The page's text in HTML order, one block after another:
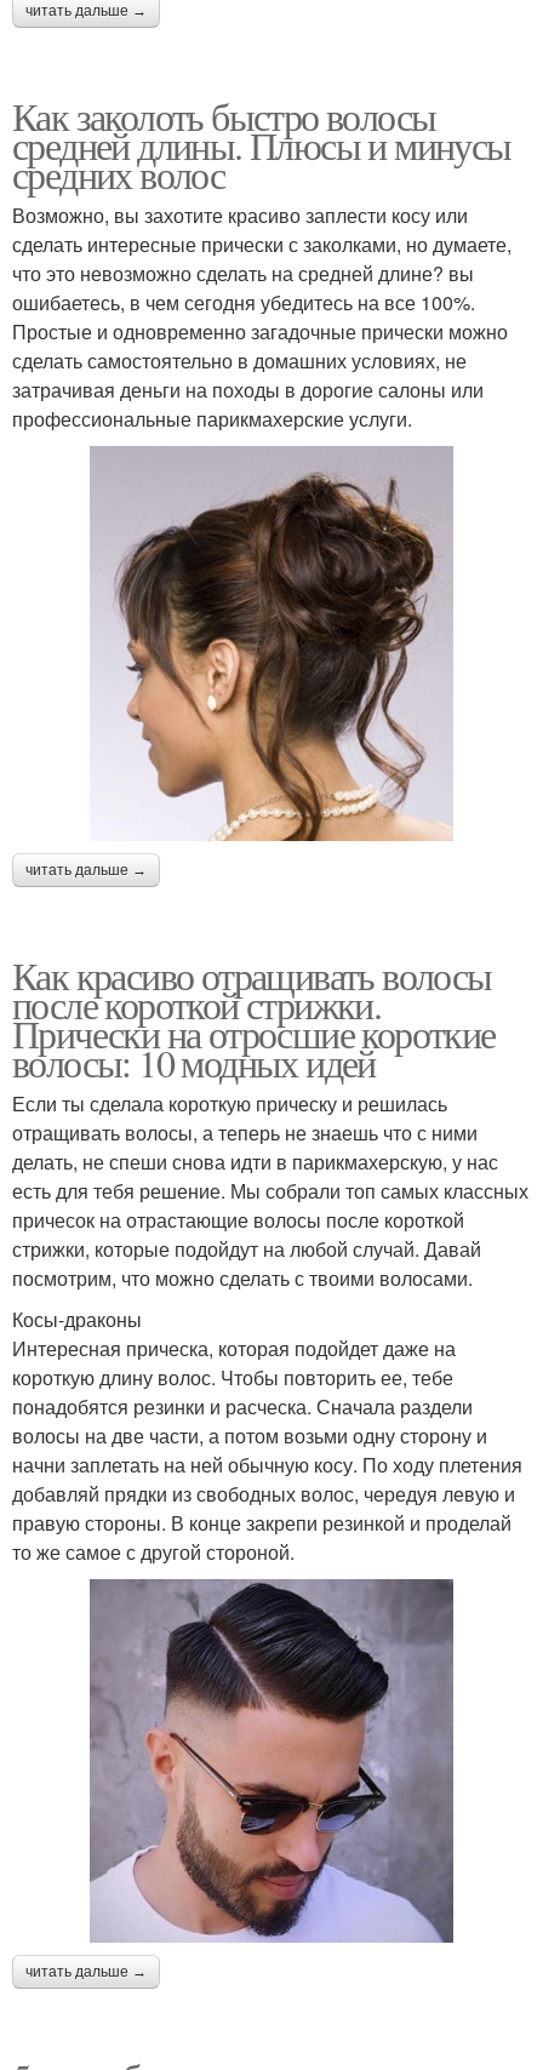
читать дальше →
Как заколоть быстро волосы
средней длины. Плюсы и минусы
средних волос
Возможно, вы захотите красиво заплести косу или
сделать интересные прически с заколками, но думаете,
что это невозможно сделать на средней длине? вы
ошибаетесь, в чем сегодня убедитесь на все 100%.
Простые и одновременно загадочные прически можно
сделать самостоятельно в домашних условиях, не
затрачивая деньги на походы в дорогие салоны или
профессиональные парикмахерские услуги.
читать дальше →
Как красиво отращивать волосы
после короткой стрижки.
Прически на отросшие короткие
волосы: 10 модных идей
Если ты сделала короткую прическу и решилась
отращивать волосы, а теперь не знаешь что с ними
делать, не спеши снова идти в парикмахерскую, у нас
есть для тебя решение. Мы собрали топ самых классных
причесок на отрастающие волосы после короткой
стрижки, которые подойдут на любой случай. Давай
посмотрим, что можно сделать с твоими волосами.
Косы-драконы
Интересная прическа, которая подойдет даже на
короткую длину волос. Чтобы повторить ее, тебе
понадобятся резинки и расческа. Сначала раздели
волосы на две части, а потом возьми одну сторону и
начни заплетать на ней обычную косу. По ходу плетения
добавляй прядки из свободных волос, чередуя левую и
правую стороны. В конце закрепи резинкой и проделай
то же самое с другой стороной.
читать дальше →